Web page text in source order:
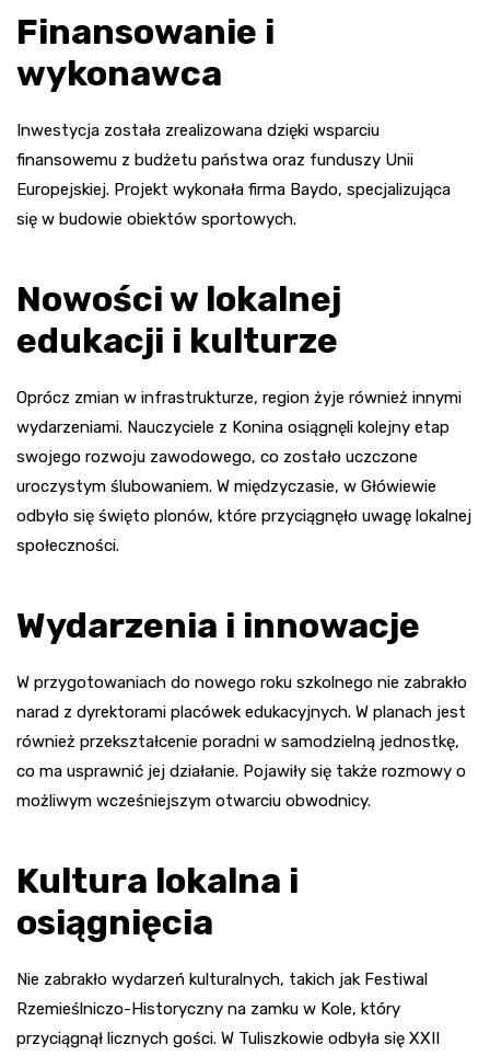
Finansowanie i
wykonawca
Inwestycja została zrealizowana dzięki wsparciu
finansowemu z budżetu państwa oraz funduszy Unii
Europejskiej. Projekt wykonała firma Baydo, specjalizująca
się w budowie obiektów sportowych.
Nowości w lokalnej
edukacji i kulturze
Oprócz zmian w infrastrukturze, region żyje również innymi
wydarzeniami. Nauczyciele z Konina osiągnęli kolejny etap
swojego rozwoju zawodowego, co zostało uczczone
uroczystym ślubowaniem. W międzyczasie, w Główiewie
odbyło się święto plonów, które przyciągnęło uwagę lokalnej
społeczności.
Wydarzenia i innowacje
W przygotowaniach do nowego roku szkolnego nie zabrakło
narad z dyrektorami placówek edukacyjnych. W planach jest
również przekształcenie poradni w samodzielną jednostkę,
co ma usprawnić jej działanie. Pojawiły się także rozmowy o
możliwym wcześniejszym otwarciu obwodnicy.
Kultura lokalna i
osiągnięcia
Nie zabrakło wydarzeń kulturalnych, takich jak Festiwal
Rzemieślniczo-Historyczny na zamku w Kole, który
przyciągnął licznych gości. W Tuliszkowie odbyła się XXII